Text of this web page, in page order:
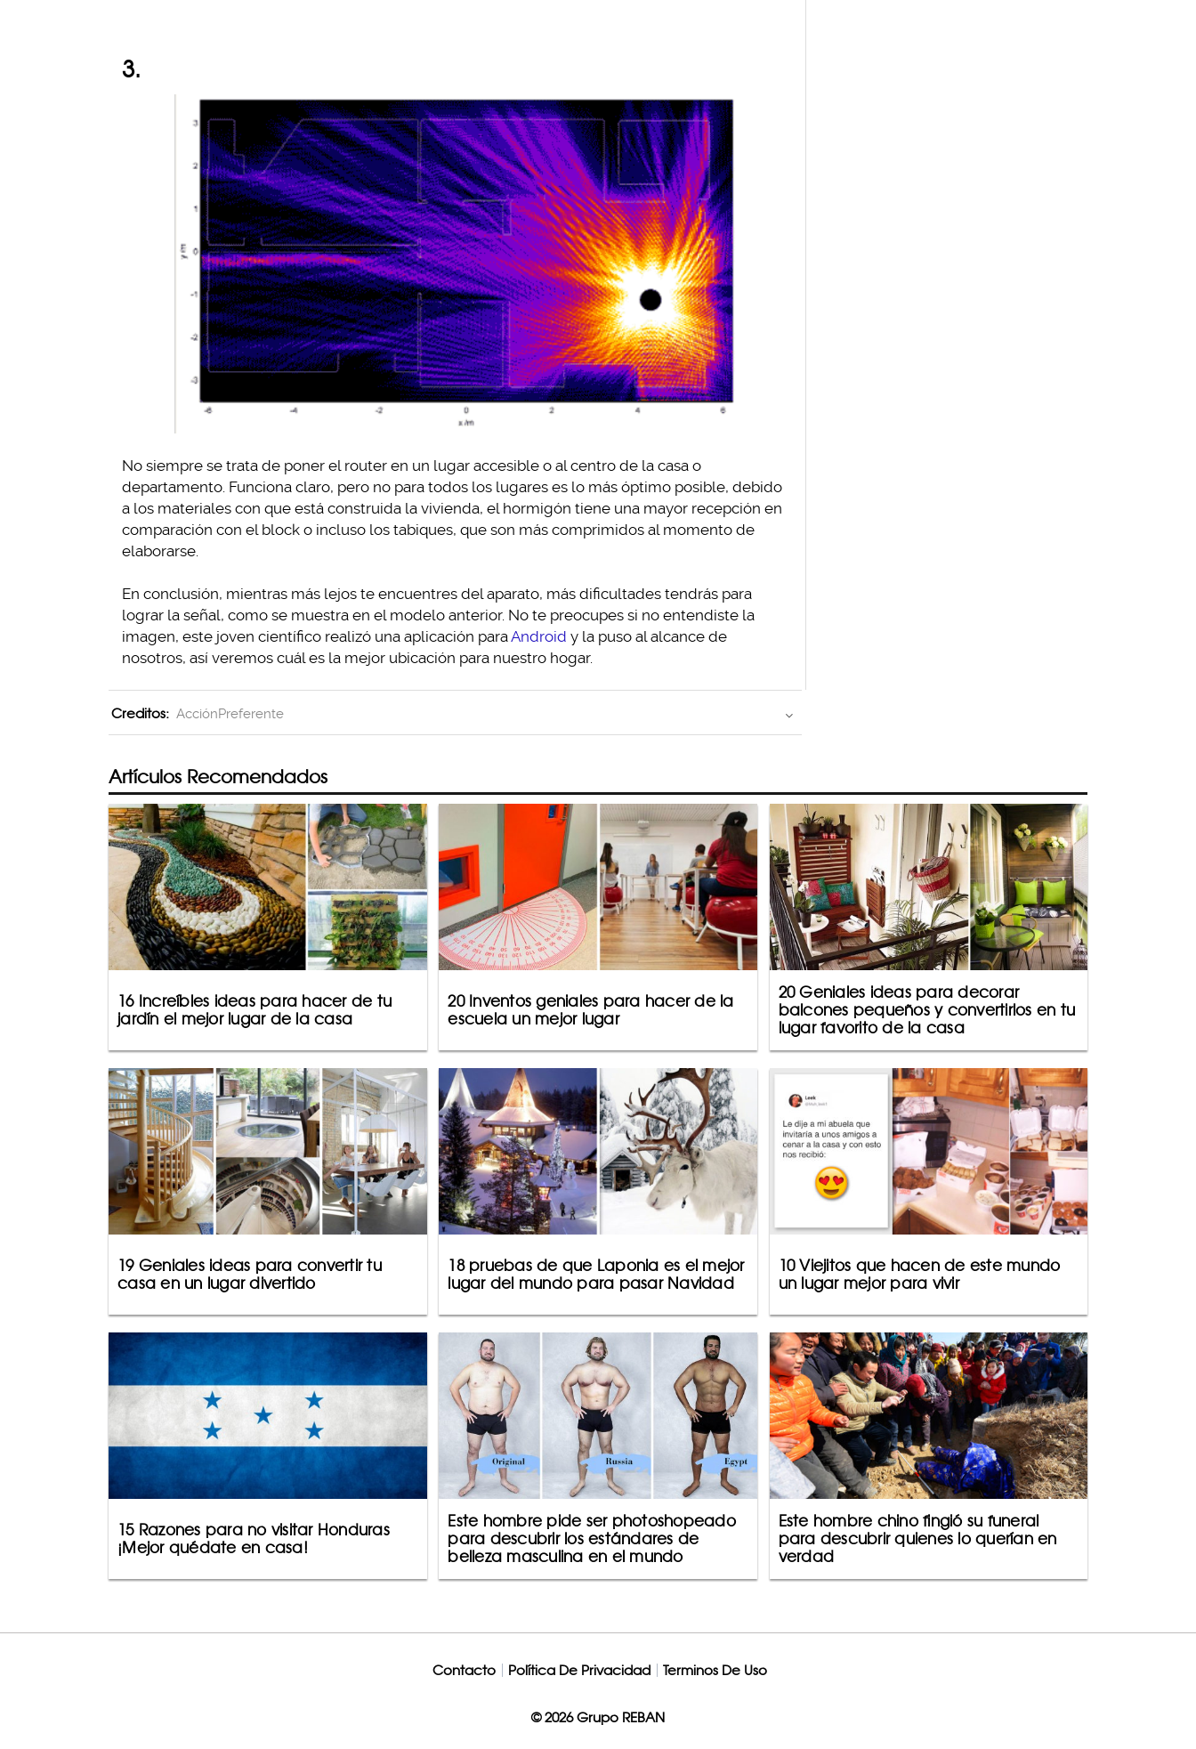
3.
No siempre se trata de poner el router en un lugar accesible o al centro de la casa o
departamento. Funciona claro, pero no para todos los lugares es lo más óptimo posible, debido
a los materiales con que está construida la vivienda, el hormigón tiene una mayor recepción en
comparación con el block o incluso los tabiques, que son más comprimidos al momento de
elaborarse.
En conclusión, mientras más lejos te encuentres del aparato, más dificultades tendrás para
lograr la señal, como se muestra en el modelo anterior. No te preocupes si no entendiste la
imagen, este joven científico realizó una aplicación paraAndroid y la puso al alcance de
nosotros, así veremos cuál es la mejor ubicación para nuestro hogar.
Creditos: AcciónPreferente
Artículos Recomendados
16 Increíbles ideas para hacer de tu
jardín el mejor lugar de la casa
20 Inventos geniales para hacer de la
escuela un mejor lugar
20 Geniales ideas para decorar
balcones pequeños y convertirlos en tu
lugar favorito de la casa
19 Geniales ideas para convertir tu
casa en un lugar divertido
18 pruebas de que Laponia es el mejor
lugar del mundo para pasar Navidad
10 Viejitos que hacen de este mundo
un lugar mejor para vivir
15 Razones para no visitar Honduras
¡Mejor quédate en casa!
Este hombre pide ser photoshopeado
para descubrir los estándares de
belleza masculina en el mundo
Este hombre chino fingió su funeral
para descubrir quienes lo querían en
verdad
Contacto Política De Privacidad Terminos De Uso
© 2026 Grupo REBAN